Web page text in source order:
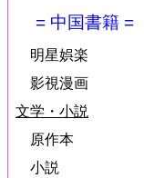
= 中国書籍 =
明星娯楽
影視漫画
文学・小説
原作本
小説